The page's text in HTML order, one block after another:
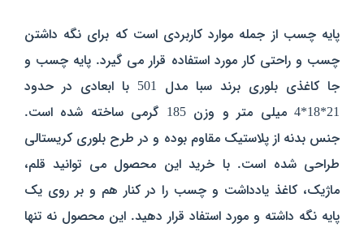
پایه چسب از جمله موارد کاربردی است که برای نگه داشتن
چسب و راحتی کار مورد استفاده قرار می گیرد. پایه چسب و
جا کاغذی بلوری برند سبا مدل 501 با ابعادی در حدود
21*18*4 میلی متر و وزن 185 گرمی ساخته شده است.
جنس بدنه از پلاستیک مقاوم بوده و در طرح بلوری کریستالی
طراحی شده است. با خرید این محصول می توانید قلم،
ماژیک، کاغذ یادداشت و چسب را در کنار هم و بر روی یک
پایه نگه داشته و مورد استفاد قرار دهید. این محصول نه تنها